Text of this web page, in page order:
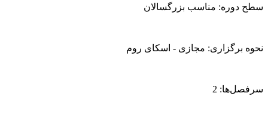
سطح دوره: مناسب بزرگسالان
نحوه برگزاری: مجازی - اسکای روم
سرفصل‌ها: 2